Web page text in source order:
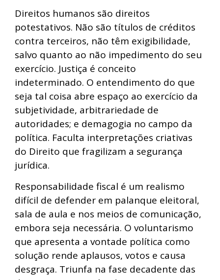
Direitos humanos são direitos
potestativos. Não são títulos de créditos
contra terceiros, não têm exigibilidade,
salvo quanto ao não impedimento do seu
exercício. Justiça é conceito
indeterminado. O entendimento do que
seja tal coisa abre espaço ao exercício da
subjetividade, arbitrariedade de
autoridades; e demagogia no campo da
política. Faculta interpretações criativas
do Direito que fragilizam a segurança
jurídica.
Responsabilidade fiscal é um realismo
difícil de defender em palanque eleitoral,
sala de aula e nos meios de comunicação,
embora seja necessária. O voluntarismo
que apresenta a vontade política como
solução rende aplausos, votos e causa
desgraça. Triunfa na fase decadente das